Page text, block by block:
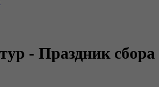
- Праздник сбора